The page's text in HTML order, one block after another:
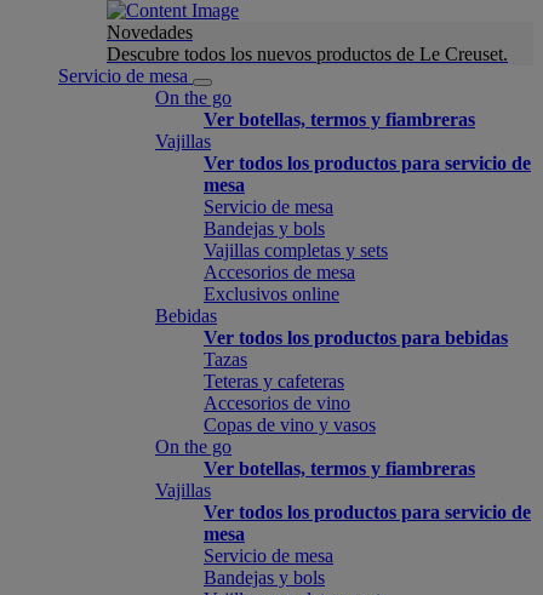
Novedades
Descubre todos los nuevos productos de Le Creuset.
Servicio de mesa
On the go
Ver botellas, termos y fiambreras
Vajillas
Ver todos los productos para servicio de
mesa
Servicio de mesa
Bandejas y bols
Vajillas completas y sets
Accesorios de mesa
Exclusivos online
Bebidas
Ver todos los productos para bebidas
Tazas
Teteras y cafeteras
Accesorios de vino
Copas de vino y vasos
On the go
Ver botellas, termos y fiambreras
Vajillas
Ver todos los productos para servicio de
mesa
Servicio de mesa
Bandejas y bols